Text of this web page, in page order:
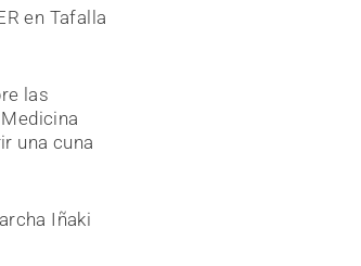
en Tafalla
las
una cuna
Iñaki